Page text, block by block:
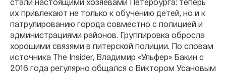
их привлекают не только к обучению детей, но и к
патрулированию города совместно с полицией и
администрациями районов. Группировка обросла
хорошими связями в питерской полиции. По словам
источника The Insider, Владимир «Ульфер» Бакин с
2016 года регулярно общался с Виктором Усановым